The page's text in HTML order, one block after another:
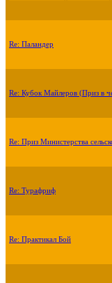
Re: Паландер
Re: Кубок Майлеров (Приз в
Re: Приз Министерства
Re: Турафриф
Re: Практикал Бой